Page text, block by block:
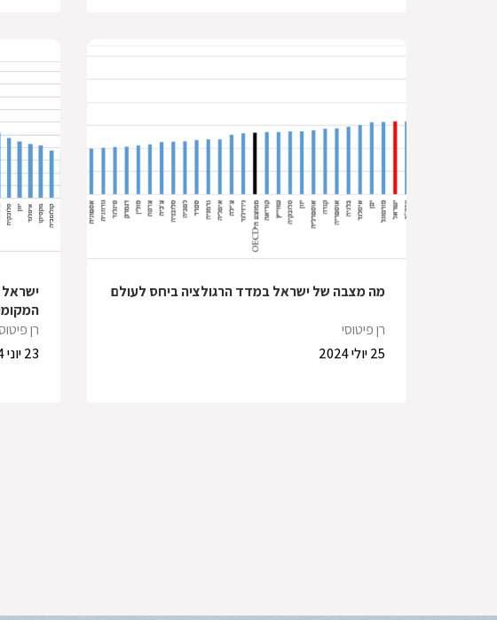
מה מצבה של ישראל במדד הרגולציה ביחס לעולם
רן פיטוסי
25 יולי 2024
רן
23 יוני 2024